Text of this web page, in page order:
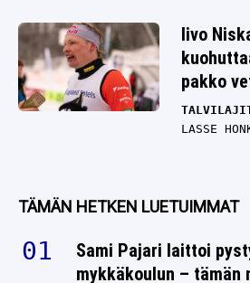
Iivo
pakko
LASSE
TÄMÄN HETKEN LUETUIMMAT
Sami Pajari laittoi
mykkäkoulun – tämän